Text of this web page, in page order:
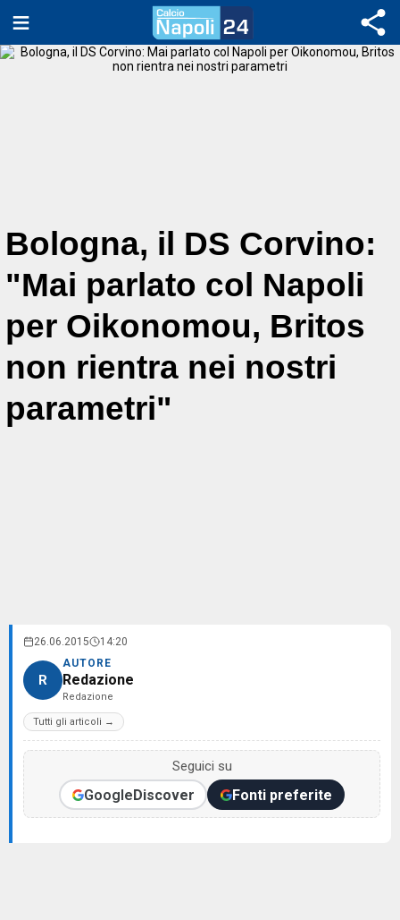
Bologna, il DS Corvino:
"Mai parlato col Napoli
per Oikonomou, Britos
non rientra nei nostri
parametri"
26.06.2015 14:20
R
AUTORE
Redazione
Redazione
Tutti gli articoli →
Seguici su
GoogleDiscover Fonti preferite